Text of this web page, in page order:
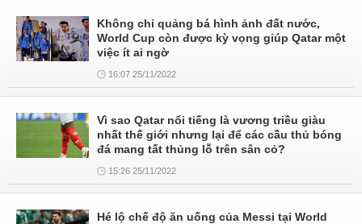
Không chỉ quảng bá hình ảnh đất nước,
World Cup còn được kỳ vọng giúp Qatar một
việc ít ai ngờ
16:07 25/11/2022
Vì sao Qatar nổi tiếng là vương triều giàu
nhất thế giới nhưng lại để các cầu thủ bóng
đá mang tất thủng lỗ trên sân cỏ?
15:26 25/11/2022
Hé lộ chế độ ăn uống của Messi tại World